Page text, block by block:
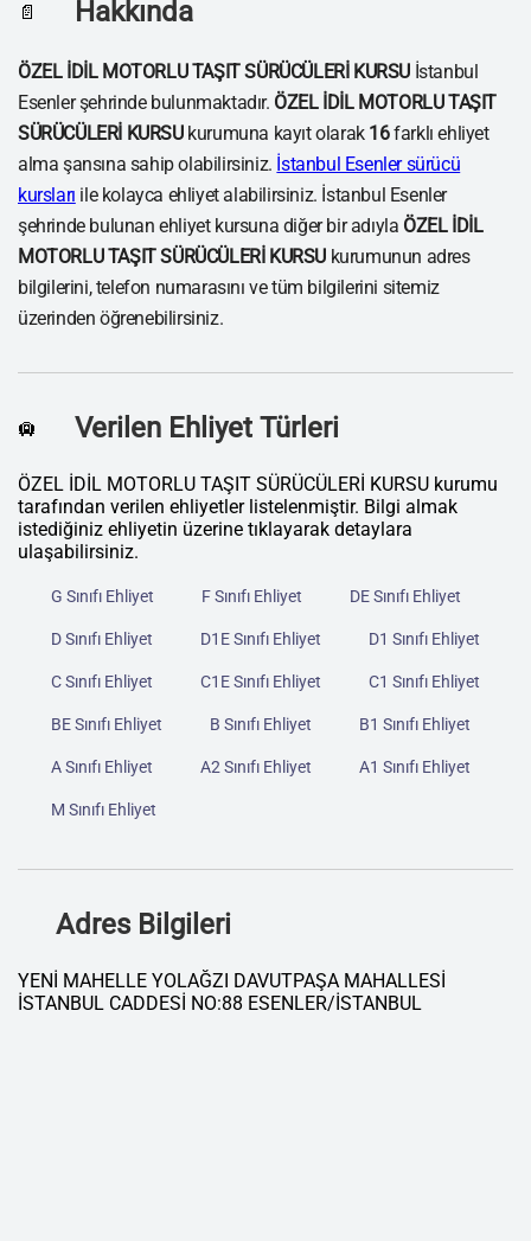
📄 Hakkında
ÖZEL İDİL MOTORLU TAŞIT SÜRÜCÜLERİ KURSU İstanbul
Esenler şehrinde bulunmaktadır. ÖZEL İDİL MOTORLU TAŞIT
SÜRÜCÜLERİ KURSUkurumuna kayıt olarak 16farklı ehliyet
alma şansına sahip olabilirsiniz. İstanbul Esenler sürücü
kursları ile kolayca ehliyet alabilirsiniz. İstanbul Esenler
şehrinde bulunan ehliyet kursuna diğer bir adıyla ÖZEL İDİL
MOTORLU TAŞIT SÜRÜCÜLERİ KURSU kurumunun adres
bilgilerini, telefon numarasını ve tüm bilgilerini sitemiz
üzerinden öğrenebilirsiniz.
🛄 Verilen Ehliyet Türleri
ÖZEL İDİL MOTORLU TAŞIT SÜRÜCÜLERİ KURSU kurumu
tarafından verilen ehliyetler listelenmiştir. Bilgi almak
istediğiniz ehliyetin üzerine tıklayarak detaylara
ulaşabilirsiniz.
G Sınıfı Ehliyet F Sınıfı Ehliyet DE Sınıfı Ehliyet
D Sınıfı Ehliyet D1E Sınıfı Ehliyet D1 Sınıfı Ehliyet
C Sınıfı Ehliyet C1E Sınıfı Ehliyet C1 Sınıfı Ehliyet
BE Sınıfı Ehliyet B Sınıfı Ehliyet B1 Sınıfı Ehliyet
A Sınıfı Ehliyet A2 Sınıfı Ehliyet A1 Sınıfı Ehliyet
M Sınıfı Ehliyet
Adres Bilgileri
YENİ MAHELLE YOLAĞZI DAVUTPAŞA MAHALLESİ
İSTANBUL CADDESİ NO:88 ESENLER/İSTANBUL